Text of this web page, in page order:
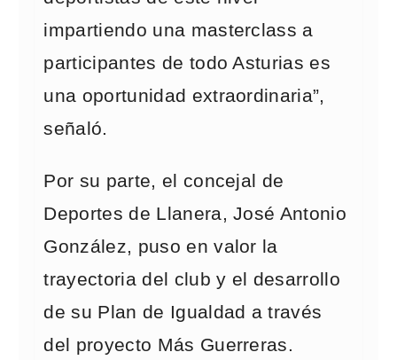
impartiendo una masterclass a
participantes de todo Asturias es
una oportunidad extraordinaria”,
señaló.
Por su parte, el concejal de
Deportes de Llanera, José Antonio
González, puso en valor la
trayectoria del club y el desarrollo
de su Plan de Igualdad a través
del proyecto Más Guerreras.